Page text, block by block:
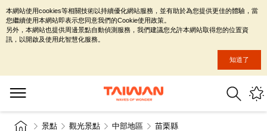
景點 觀光景點 中部地區 苗栗縣
本網站使用cookies等相關技術以持續優化網站服務，並有助於為您提供更佳的體驗，當
您繼續使用本網站即表示您同意我們的Cookie使用政策。
另外，本網站也提供周邊景點自動偵測服務，我們建議您允許本網站取得您的位置資
訊，以開啟及使用此智慧化服務。
知道了